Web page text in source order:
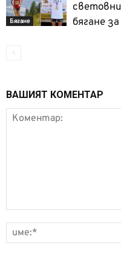
Бягане
бягане
ВАШИЯТ КОМЕНТАР